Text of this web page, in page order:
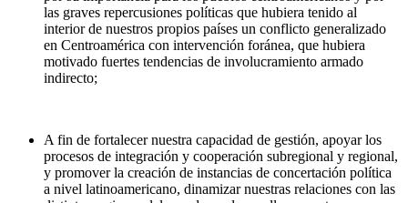
las graves repercusiones políticas que hubiera tenido al
interior de nuestros propios países un conflicto generalizado
en Centroamérica con intervención foránea, que hubiera
motivado fuertes tendencias de involucramiento armado
indirecto;
A fin de fortalecer nuestra capacidad de gestión, apoyar los
procesos de integración y cooperación subregional y regional,
y promover la creación de instancias de concertación política
a nivel latinoamericano, dinamizar nuestras relaciones con las